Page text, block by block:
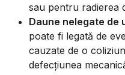
sau pentru radierea
Daune nelegate de
poate fi legată de
cauzate de o
defecțiunea